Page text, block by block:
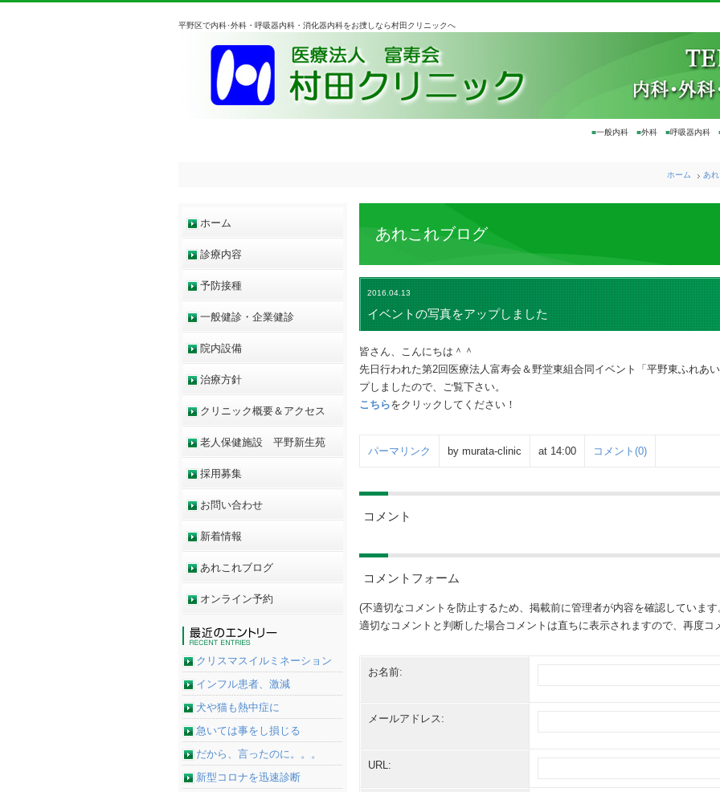
平野区で内科･外科・呼吸器内科・消化器内科をお捜しなら村田クリニックへ
■一般内科 ■外科 ■呼吸器内科
ホーム あ
あれこれブログ
2016.04.13
イベントの写真をアップしました
皆さん、こんにちは＾＾
先日行われた第2回医療法人富寿会＆野堂東組合同イベント「平野東ふれあ
プしましたので、ご覧下さい。
こちらをクリックしてください！
パーマリンク by murata-clinic at 14:00 コメント(0)
コメント
コメントフォーム
(不適切なコメントを防止するため、掲載前に管理者が内容を確認しています
適切なコメントと判断した場合コメントは直ちに表示されますので、再度
お名前:
メールアドレス:
URL:
ホーム
診療内容
予防接種
一般健診・企業健診
院内設備
治療方針
クリニック概要＆アクセス
老人保健施設 平野新生苑
採用募集
お問い合わせ
新着情報
あれこれブログ
オンライン予約
クリスマスイルミネーション
インフル患者、激減
犬や猫も熱中症に
急いては事をし損じる
だから、言ったのに。。。
新型コロナを迅速診断